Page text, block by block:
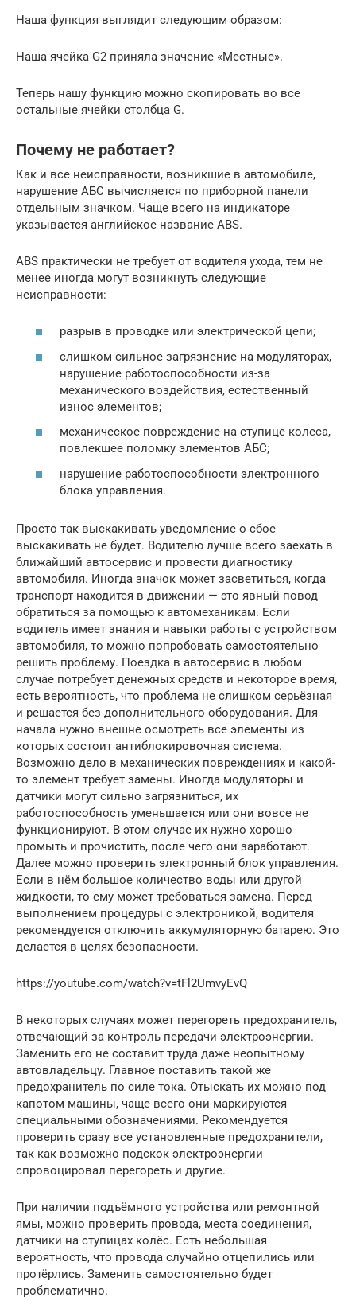
Наша функция выглядит следующим образом:
Наша ячейка G2 приняла значение «Местные».
Теперь нашу функцию можно скопировать во все
остальные ячейки столбца G.
Почему не работает?
Как и все неисправности, возникшие в автомобиле,
нарушение АБС вычисляется по приборной панели
отдельным значком. Чаще всего на индикаторе
указывается английское название ABS.
ABS практически не требует от водителя ухода, тем не
менее иногда могут возникнуть следующие
неисправности:
разрыв в проводке или электрической цепи;
слишком сильное загрязнение на модуляторах,
нарушение работоспособности из-за
механического воздействия, естественный
износ элементов;
механическое повреждение на ступице колеса,
повлекшее поломку элементов АБС;
нарушение работоспособности электронного
блока управления.
Просто так выскакивать уведомление о сбое
выскакивать не будет. Водителю лучше всего заехать в
ближайший автосервис и провести диагностику
автомобиля. Иногда значок может засветиться, когда
транспорт находится в движении — это явный повод
обратиться за помощью к автомеханикам. Если
водитель имеет знания и навыки работы с устройством
автомобиля, то можно попробовать самостоятельно
решить проблему. Поездка в автосервис в любом
случае потребует денежных средств и некоторое время,
есть вероятность, что проблема не слишком серьёзная
и решается без дополнительного оборудования. Для
начала нужно внешне осмотреть все элементы из
которых состоит антиблокировочная система.
Возможно дело в механических повреждениях и какой-
то элемент требует замены. Иногда модуляторы и
датчики могут сильно загрязниться, их
работоспособность уменьшается или они вовсе не
функционируют. В этом случае их нужно хорошо
промыть и прочистить, после чего они заработают.
Далее можно проверить электронный блок управления.
Если в нём большое количество воды или другой
жидкости, то ему может требоваться замена. Перед
выполнением процедуры с электроникой, водителя
рекомендуется отключить аккумуляторную батарею. Это
делается в целях безопасности.
https://youtube.com/watch?v=tFl2UmvyEvQ
В некоторых случаях может перегореть предохранитель,
отвечающий за контроль передачи электроэнергии.
Заменить его не составит труда даже неопытному
автовладельцу. Главное поставить такой же
предохранитель по силе тока. Отыскать их можно под
капотом машины, чаще всего они маркируются
специальными обозначениями. Рекомендуется
проверить сразу все установленные предохранители,
так как возможно подскок электроэнергии
спровоцировал перегореть и другие.
При наличии подъёмного устройства или ремонтной
ямы, можно проверить провода, места соединения,
датчики на ступицах колёс. Есть небольшая
вероятность, что провода случайно отцепились или
протёрлись. Заменить самостоятельно будет
проблематично.